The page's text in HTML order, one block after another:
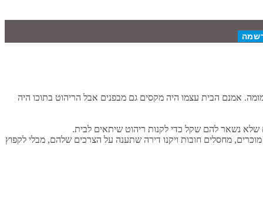
אמנם הבית עצמו היה מקסים גם מבפנים אבל הריהוט בתוכו היה
נשאר להם שקל כדי לקנות ריהוט שיתאים לבית.
מחסלים חובות ויקנו דירה שתענה על הצרכים שלהם, מבלי לקפוץ